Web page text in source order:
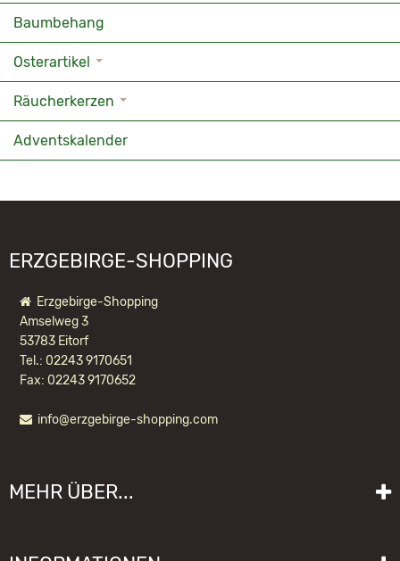
Baumbehang
Osterartikel
Räucherkerzen
Adventskalender
ERZGEBIRGE-SHOPPING
Erzgebirge-Shopping
Amselweg 3
53783 Eitorf
Tel.: 02243 9170651
Fax: 02243 9170652
info@erzgebirge-shopping.com
MEHR ÜBER...